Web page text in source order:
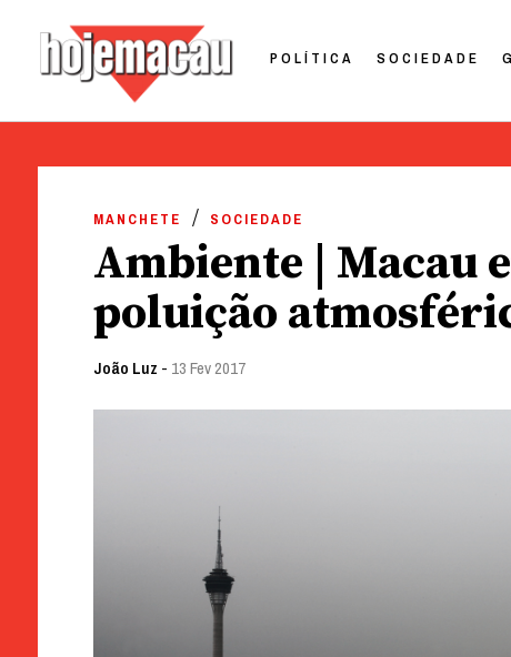
POLÍTICA SOCIEDADE
MANCHETE SOCIEDADE
Ambiente | Macau
poluição
João Luz - 13 Fev 2017